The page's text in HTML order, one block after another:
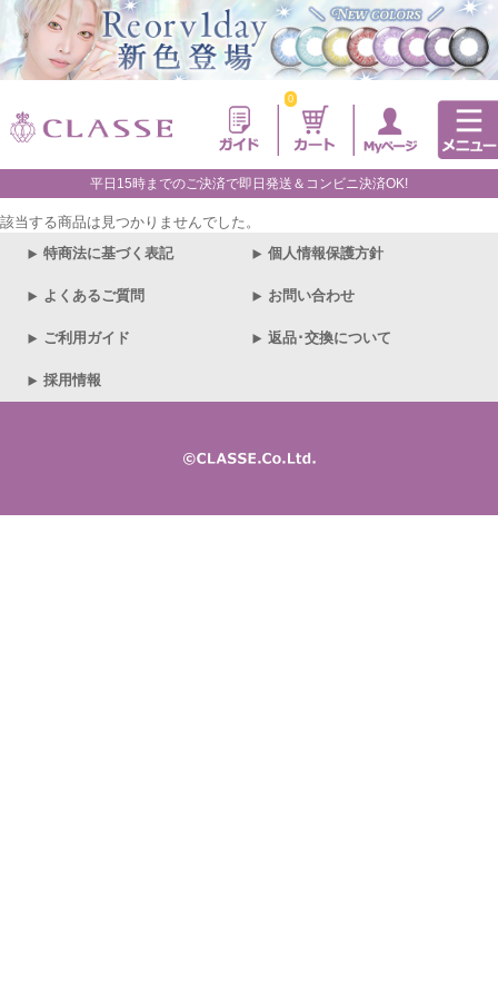
0
平日15時までのご決済で即日発送＆コンビニ決済OK!
該当する商品は見つかりませんでした。
特商法に基づく表記
個人情報保護方針
よくあるご質問 お問い合わせ
ご利用ガイド 返品･交換について
採用情報